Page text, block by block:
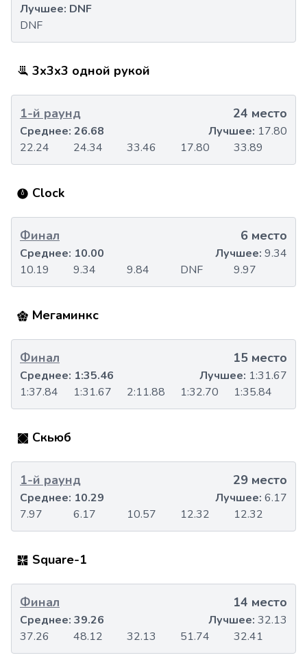
DNF
Лучшее: DNF
3x3x3 одной рукой
1-й раунд 24 место
22.24 24.34 33.46 17.80 33.89
Среднее: 26.68 Лучшее: 17.80
Clock
Финал 6 место
10.19 9.34 9.84 DNF 9.97
Среднее: 10.00 Лучшее: 9.34
Мегаминкс
Финал 15 место
1:37.84 1:31.67 2:11.88 1:32.70 1:35.84
Среднее: 1:35.46 Лучшее: 1:31.67
Скьюб
1-й раунд 29 место
7.97 6.17 10.57 12.32 12.32
Среднее: 10.29 Лучшее: 6.17
Square-1
Финал 14 место
37.26 48.12 32.13 51.74 32.41
Среднее: 39.26 Лучшее: 32.13